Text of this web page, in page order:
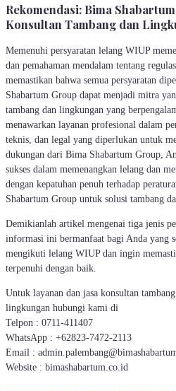
Rekomendasi: Bima
Konsultan Tambang dan
Memenuhi persyaratan lelang WIUP
dan pemahaman mendalam tentang
memastikan bahwa semua persyaratan
Shabartum Group dapat menjadi mitra
tambang dan lingkungan yang
menawarkan layanan profesional dalam
teknis, dan legal yang diperlukan untuk
dukungan dari Bima Shabartum Group,
sukses dalam memenangkan lelang dan
dengan kepatuhan penuh terhadap
Shabartum Group untuk solusi tambang
Demikianlah artikel mengenai tiga jenis
informasi ini bermanfaat bagi Anda yang
mengikuti lelang WIUP dan ingin
terpenuhi dengan baik.
Untuk layanan dan jasa konsultan
lingkungan hubungi kami di
Telpon : 0711-411407
WhatsApp : +62823-7472-2113
Email :
Website : bimashabartum.co.id